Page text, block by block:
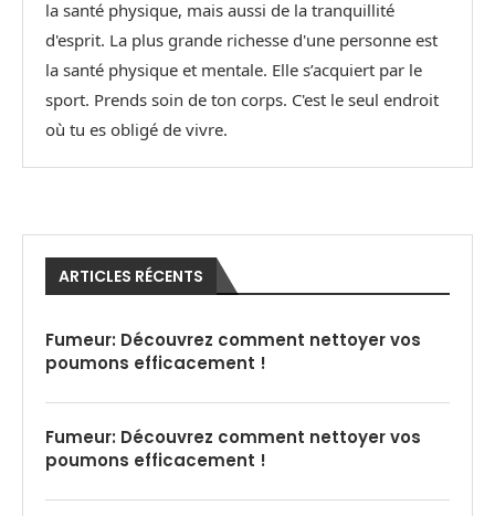
la santé physique, mais aussi de la tranquillité
d'esprit. La plus grande richesse d'une personne est
la santé physique et mentale. Elle s’acquiert par le
sport. Prends soin de ton corps. C'est le seul endroit
où tu es obligé de vivre.
ARTICLES RÉCENTS
Fumeur: Découvrez comment nettoyer vos
poumons efficacement !
Fumeur: Découvrez comment nettoyer vos
poumons efficacement !